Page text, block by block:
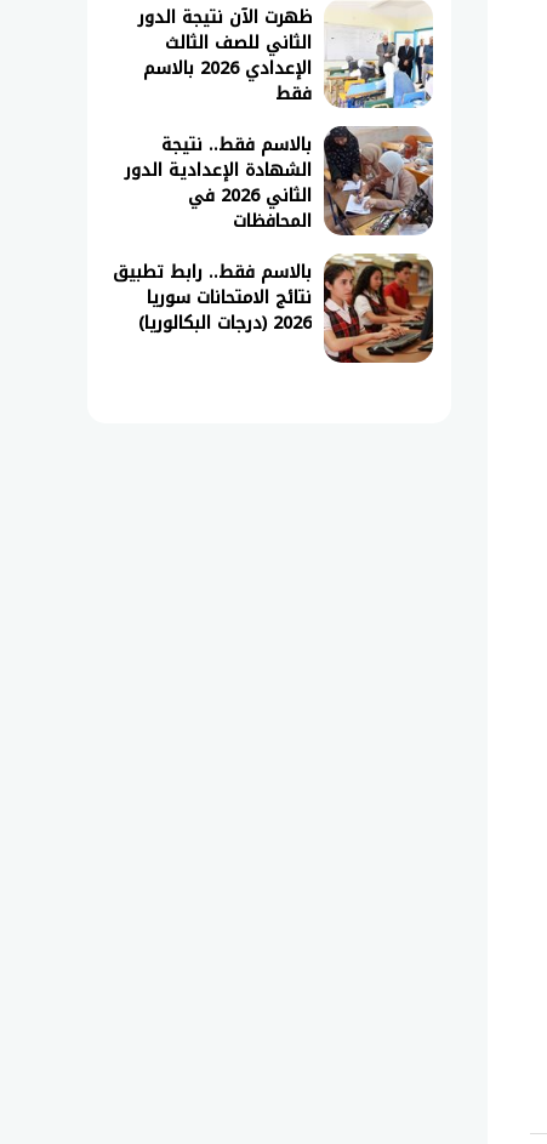
ظهرت الآن نتيجة الدور
الثاني للصف الثالث
الإعدادي 2026 بالاسم
فقط
بالاسم فقط.. نتيجة
الشهادة الإعدادية الدور
الثاني 2026 في
المحافظات
بالاسم فقط.. رابط تطبيق
نتائج الامتحانات سوريا
2026 (درجات البكالوريا)